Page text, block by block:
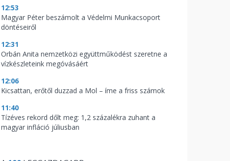
12:53
Magyar Péter beszámolt a Védelmi Munkacsoport
döntéseiről
12:31
Orbán Anita nemzetközi együttműködést szeretne a
vízkészleteink megóvásáért
12:06
Kicsattan, erőtől duzzad a Mol – íme a friss számok
11:40
Tízéves rekord dőlt meg: 1,2 százalékra zuhant a
magyar infláció júliusban